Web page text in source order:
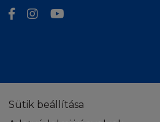
Sütik beállítása